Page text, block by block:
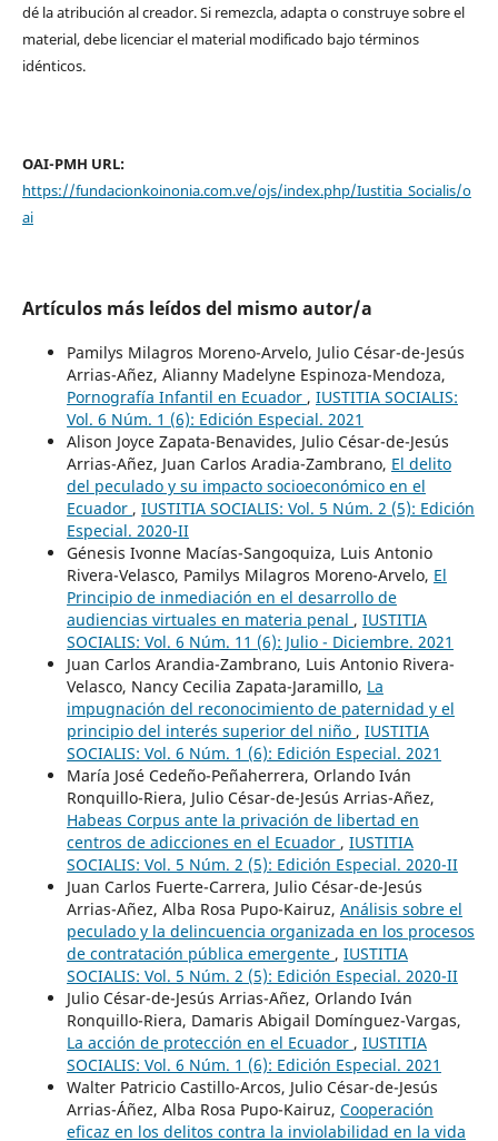
dé la atribución al creador. Si remezcla, adapta o construye sobre el
material, debe licenciar el material modificado bajo términos
idénticos.
OAI-PMH URL:
https://fundacionkoinonia.com.ve/ojs/index.php/Iustitia_Socialis/o
ai
Artículos más leídos del mismo autor/a
Pamilys Milagros Moreno-Arvelo, Julio César-de-Jesús
Arrias-Añez, Alianny Madelyne Espinoza-Mendoza,
Pornografía Infantil en Ecuador , IUSTITIA SOCIALIS:
Vol. 6 Núm. 1 (6): Edición Especial. 2021
Alison Joyce Zapata-Benavides, Julio César-de-Jesús
Arrias-Añez, Juan Carlos Aradia-Zambrano, El delito
del peculado y su impacto socioeconómico en el
Ecuador , IUSTITIA SOCIALIS: Vol. 5 Núm. 2 (5): Edición
Especial. 2020-II
Génesis Ivonne Macías-Sangoquiza, Luis Antonio
Rivera-Velasco, Pamilys Milagros Moreno-Arvelo, El
Principio de inmediación en el desarrollo de
audiencias virtuales en materia penal , IUSTITIA
SOCIALIS: Vol. 6 Núm. 11 (6): Julio - Diciembre. 2021
Juan Carlos Arandia-Zambrano, Luis Antonio Rivera-
Velasco, Nancy Cecilia Zapata-Jaramillo, La
impugnación del reconocimiento de paternidad y el
principio del interés superior del niño , IUSTITIA
SOCIALIS: Vol. 6 Núm. 1 (6): Edición Especial. 2021
María José Cedeño-Peñaherrera, Orlando Iván
Ronquillo-Riera, Julio César-de-Jesús Arrias-Añez,
Habeas Corpus ante la privación de libertad en
centros de adicciones en el Ecuador , IUSTITIA
SOCIALIS: Vol. 5 Núm. 2 (5): Edición Especial. 2020-II
Juan Carlos Fuerte-Carrera, Julio César-de-Jesús
Arrias-Añez, Alba Rosa Pupo-Kairuz, Análisis sobre el
peculado y la delincuencia organizada en los procesos
de contratación pública emergente , IUSTITIA
SOCIALIS: Vol. 5 Núm. 2 (5): Edición Especial. 2020-II
Julio César-de-Jesús Arrias-Añez, Orlando Iván
Ronquillo-Riera, Damaris Abigail Domínguez-Vargas,
La acción de protección en el Ecuador , IUSTITIA
SOCIALIS: Vol. 6 Núm. 1 (6): Edición Especial. 2021
Walter Patricio Castillo-Arcos, Julio César-de-Jesús
Arrias-Áñez, Alba Rosa Pupo-Kairuz, Cooperación
eficaz en los delitos contra la inviolabilidad en la vida